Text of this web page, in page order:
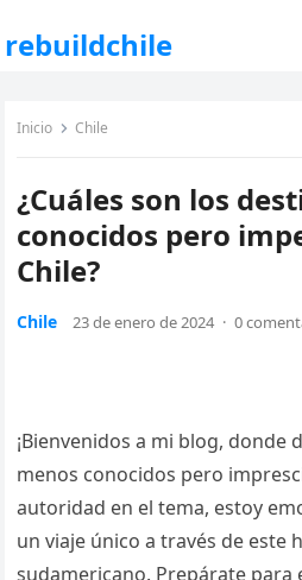
rebuildchile
Inicio Chile
¿Cuáles son los
conocidos pero
Chile?
Chile 23 de enero de 2024 · 0
¡Bienvenidos a mi blog, donde
menos conocidos pero
autoridad en el tema, estoy
un viaje único a través de este
sudamericano. Prepárate